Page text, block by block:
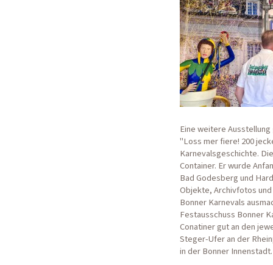
Eine weitere
"Loss mer fiere! 200
Karnevalsgeschichte.
Container. Er wurde
Bad Godesberg und
Objekte, Archivfotos
Bonner Karnevals
Festausschuss Bonner
Conatiner gut an den
Steger-Ufer an der
in der Bonner Innenstadt.